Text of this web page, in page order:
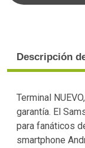
Descripción
Terminal
garantía. El
para fanáticos
smartphone